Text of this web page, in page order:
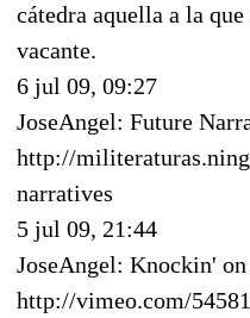
cátedra aquella a la
vacante.
6 jul 09, 09:27
JoseAngel: Future
http://
narratives
5 jul 09, 21:44
JoseAngel: Knockin'
http://vimeo.com/